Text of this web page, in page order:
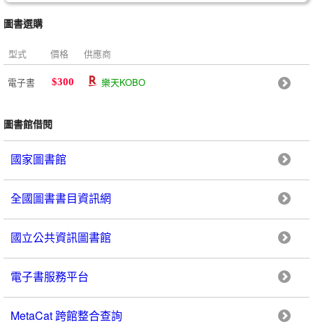
圖書選購
型式 價格 供應商
電子書 $300 樂天KOBO
圖書館借閱
國家圖書館
全國圖書書目資訊網
國立公共資訊圖書館
電子書服務平台
MetaCat 跨館整合查詢